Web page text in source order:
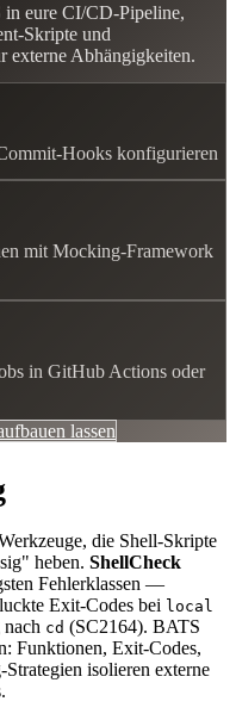
eure CI/CD-Pipeline,
Skripte und
externe Abhängigkeiten.
Hooks konfigurieren
mit Mocking-Framework
in GitHub Actions oder
lassen
die Shell-Skripte
heben. ShellCheck
Fehlerklassen —
Exit-Codes bei local
cd (SC2164). BATS
Funktionen, Exit-Codes,
isolieren externe